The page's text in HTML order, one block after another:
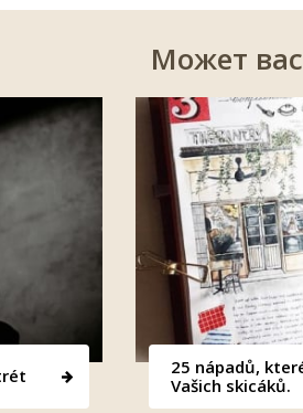
Может
25 nápadů,
Vašich skicáků.